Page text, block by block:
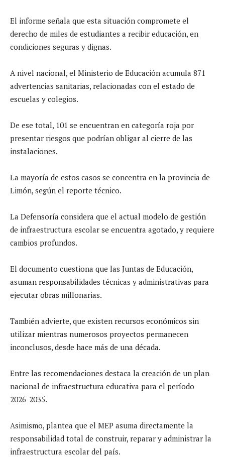
El informe señala que esta situación compromete el
derecho de miles de estudiantes a recibir educación, en
condiciones seguras y dignas.
A nivel nacional, el Ministerio de Educación acumula 871
advertencias sanitarias, relacionadas con el estado de
escuelas y colegios.
De ese total, 101 se encuentran en categoría roja por
presentar riesgos que podrían obligar al cierre de las
instalaciones.
La mayoría de estos casos se concentra en la provincia de
Limón, según el reporte técnico.
La Defensoría considera que el actual modelo de gestión
de infraestructura escolar se encuentra agotado, y requiere
cambios profundos.
El documento cuestiona que las Juntas de Educación,
asuman responsabilidades técnicas y administrativas para
ejecutar obras millonarias.
También advierte, que existen recursos económicos sin
utilizar mientras numerosos proyectos permanecen
inconclusos, desde hace más de una década.
Entre las recomendaciones destaca la creación de un plan
nacional de infraestructura educativa para el período
2026-2035.
Asimismo, plantea que el MEP asuma directamente la
responsabilidad total de construir, reparar y administrar la
infraestructura escolar del país.